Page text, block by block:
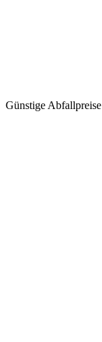
Günstige Abfallpreise